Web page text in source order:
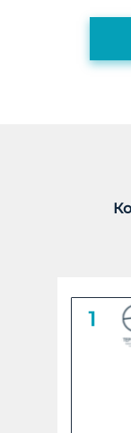
Укажите
Линейный
Количество:
Площадный